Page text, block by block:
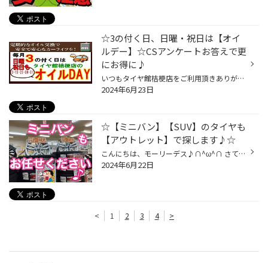
☆3の付く日、日曜・祝日は【オイ
ルデー】☆CSアンケートお答えで更
にお得に♪
いつもタイヤ館桔梗店をご利用頂きありがとうございます٩( 'ω' )و 本日23日はオイルデーとなります('ω')ノ☆ 当店でのオイル交換は ・ドレンパッキンを毎回新品に交換(一部車両除く) オイル交換の際、ドレンボルトのパッキンも 交換のたびに力がかかり劣化してしまいます そのままだとオイル漏れが生...
2024年6月23日
☆【ミニバン】【SUV】のタイヤも
【アウトレット】で探します♪☆
こんにちは、モーリーデス♪∩^ω^∩ さて今日ご紹介したいのは 【ミニバン】【SUV】のタイヤもタイヤ館へお任せください♪です タイヤ館で取り扱いのあるタイヤは色々ございます∩^ω^∩ 走行音の静かなタイヤ(静粛性)や雨の日に強く、長持ち♪ 低燃費性ももちろん兼ね備えております♪ そして【お買得タイヤ...
2024年6月22日
< 1 2 3 4 >